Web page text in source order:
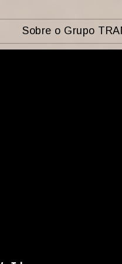
Sobre o Grupo